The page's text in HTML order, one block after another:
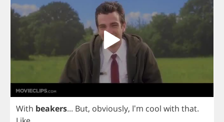
With beakers... But, obviously, I'm cool with that.